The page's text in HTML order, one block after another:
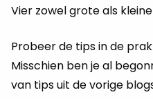
Vier zowel grote als
Probeer de tips in de
Misschien ben je al
van tips uit de vorige